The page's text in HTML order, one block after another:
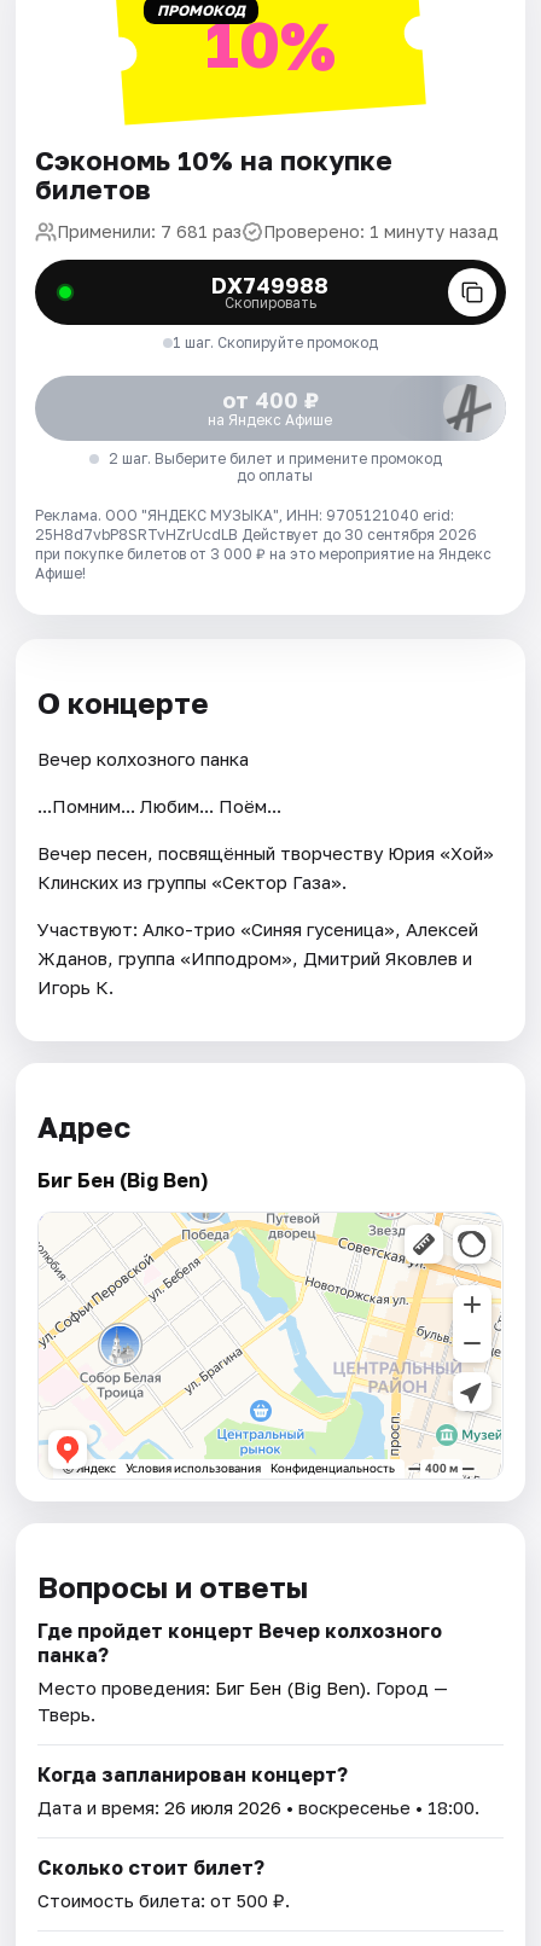
ПРОМОКОД10%
Сэкономь 10% на покупке
билетов
Применили: 7 681 раз Проверено: 1 минуту назад
DX749988
Скопировать
1 шаг. Скопируйте промокод
от 400 ₽
на Яндекс Афише
2 шаг. Выберите билет и примените промокод
до оплаты
Реклама. ООО "ЯНДЕКС МУЗЫКА", ИНН: 9705121040 erid:
25H8d7vbP8SRTvHZrUcdLB Действует до 30 сентября 2026
при покупке билетов от 3 000 ₽ на это мероприятие на Яндекс
Афише!
О концерте
Вечер колхозного панка
...Помним... Любим... Поём...
Вечер песен, посвящённый творчеству Юрия «Хой»
Клинских из группы «Сектор Газа».
Участвуют: Алко-трио «Синяя гусеница», Алексей
Жданов, группа «Ипподром», Дмитрий Яковлев и
Игорь К.
Адрес
Биг Бен (Big Ben)
Вопросы и ответы
Где пройдет концерт Вечер колхозного
панка?
Место проведения: Биг Бен (Big Ben). Город —
Тверь.
Когда запланирован концерт?
Дата и время:26 июля 2026 • воскресенье • 18:00.
Сколько стоит билет?
Стоимость билета: от 500 ₽.